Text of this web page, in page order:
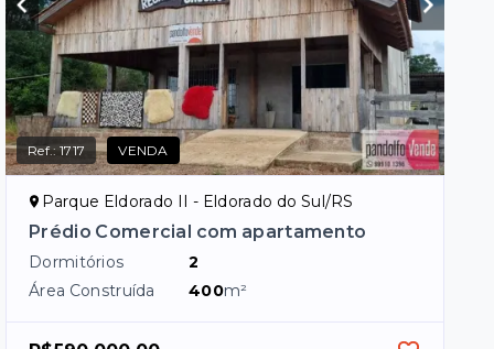
Ref.:1717 VENDA
Parque Eldorado II - Eldorado do Sul/RS
Prédio Comercial com apartamento
Dormitórios
2
Área Construída
400m²